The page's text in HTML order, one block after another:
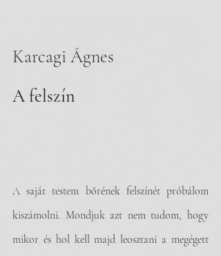
Karcagi Ágnes
A felszín
A saját testem bőrének felszínét próbálom
kiszámolni. Mondjuk azt nem tudom, hogy
mikor és hol kell majd leosztani a megégett